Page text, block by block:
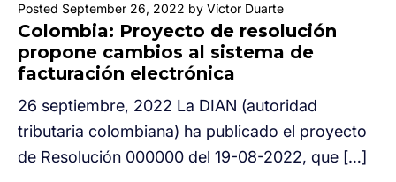
Posted September 26, 2022 by Víctor Duarte
Colombia: Proyecto de resolución
propone cambios al sistema de
facturación electrónica
26 septiembre, 2022 La DIAN (autoridad
tributaria colombiana) ha publicado el proyecto
de Resolución 000000 del 19-08-2022, que […]